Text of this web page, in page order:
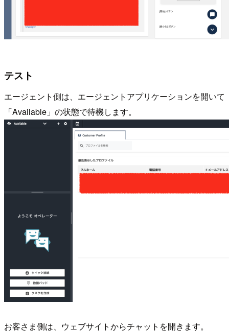
テスト
エージェント側は、エージェントアプリケーションを開いて
「Available」の状態で待機します。
お客さま側は、ウェブサイトからチャットを開きます。